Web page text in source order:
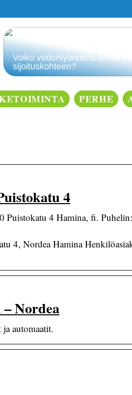
Voiko vedonlyönnistä tehdä
sijoituskohteen?
PERHE
4
Puistokatu 4 Hamina, fi.
4, Nordea Hamina
Nordea
automaatit.